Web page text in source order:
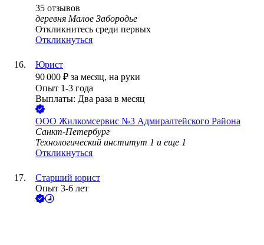
35 отзывов
деревня Малое Забородье
Откликнитесь среди первых
Откликнуться
Юрист
90 000 ₽ за месяц, на руки
Опыт 1-3 года
Выплаты: Два раза в месяц
ООО Жилкомсервис №3 Адмиралтейского Района
Санкт-Петербург
Технологический институт 1 и еще 1
Откликнуться
Старший юрист
Опыт 3-6 лет